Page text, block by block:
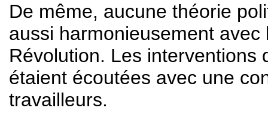
De même, aucune théorie
aussi harmonieusement avec
Révolution. Les interventions
étaient écoutées avec une
travailleurs.